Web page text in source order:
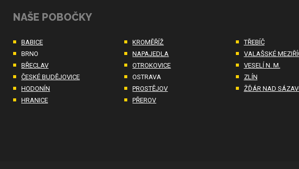
NAŠE POBOČKY
BABICE
BRNO
BŘECLAV
ČESKÉ BUDĚJOVICE
HODONÍN
HRANICE
KROMĚŘÍŽ
NAPAJEDLA
OTROKOVICE
OSTRAVA
PROSTĚJOV
PŘEROV
TŘEBÍČ
VALAŠSKÉ
VESELÍ N. M.
ZLÍN
ŽĎÁR NAD